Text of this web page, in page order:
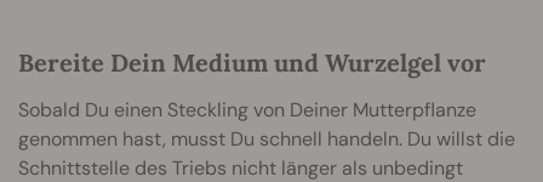
Bereite Dein Medium und Wurzelgel vor
Sobald Du einen Steckling von Deiner Mutterpflanze
genommen hast, musst Du schnell handeln. Du willst die
Schnittstelle des Triebs nicht länger als unbedingt